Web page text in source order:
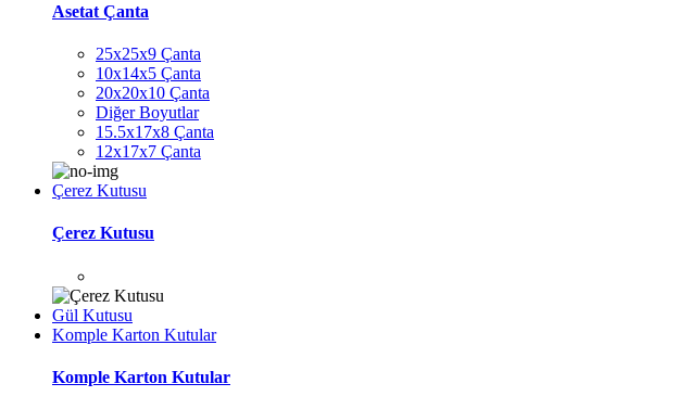
Asetat Çanta
25x25x9 Çanta
10x14x5 Çanta
20x20x10 Çanta
Diğer Boyutlar
15.5x17x8 Çanta
12x17x7 Çanta
Çerez Kutusu
Çerez Kutusu
Gül Kutusu
Komple Karton Kutular
Komple Karton Kutular